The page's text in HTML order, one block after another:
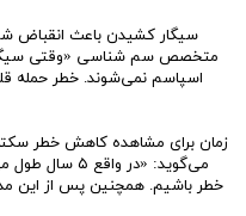
سیگار کشیدن باعث انقباض
متخصص سم شناسی «وقتی سیگار
زمان برای مشاهده کاهش خطر
خطر باشیم. همچنین پس از این